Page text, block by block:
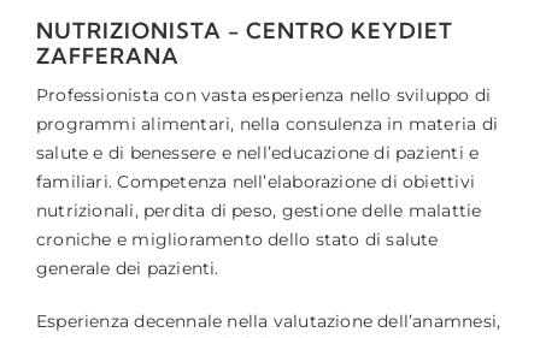
NUTRIZIONISTA - CENTRO KEYDIET
ZAFFERANA
Professionista con vasta esperienza nello sviluppo di
programmi alimentari, nella consulenza in materia di
salute e di benessere e nell’educazione di pazienti e
familiari. Competenza nell’elaborazione di obiettivi
nutrizionali, perdita di peso, gestione delle malattie
croniche e miglioramento dello stato di salute
generale dei pazienti.
Esperienza decennale nella valutazione dell’anamnesi,